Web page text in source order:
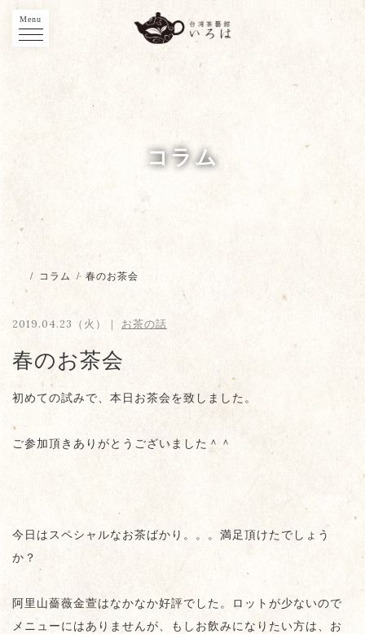
Menu
コラム
/ コラム / 春のお茶会
2019.04.23（火）｜ お茶の話
春のお茶会
初めての試みで、本日お茶会を致しました。
ご参加頂きありがとうございました＾＾
今日はスペシャルなお茶ばかり。。。満足頂けたでしょう
か？
阿里山薔薇金萱はなかなか好評でした。ロットが少ないので
メニューにはありませんが、もしお飲みになりたい方は、お